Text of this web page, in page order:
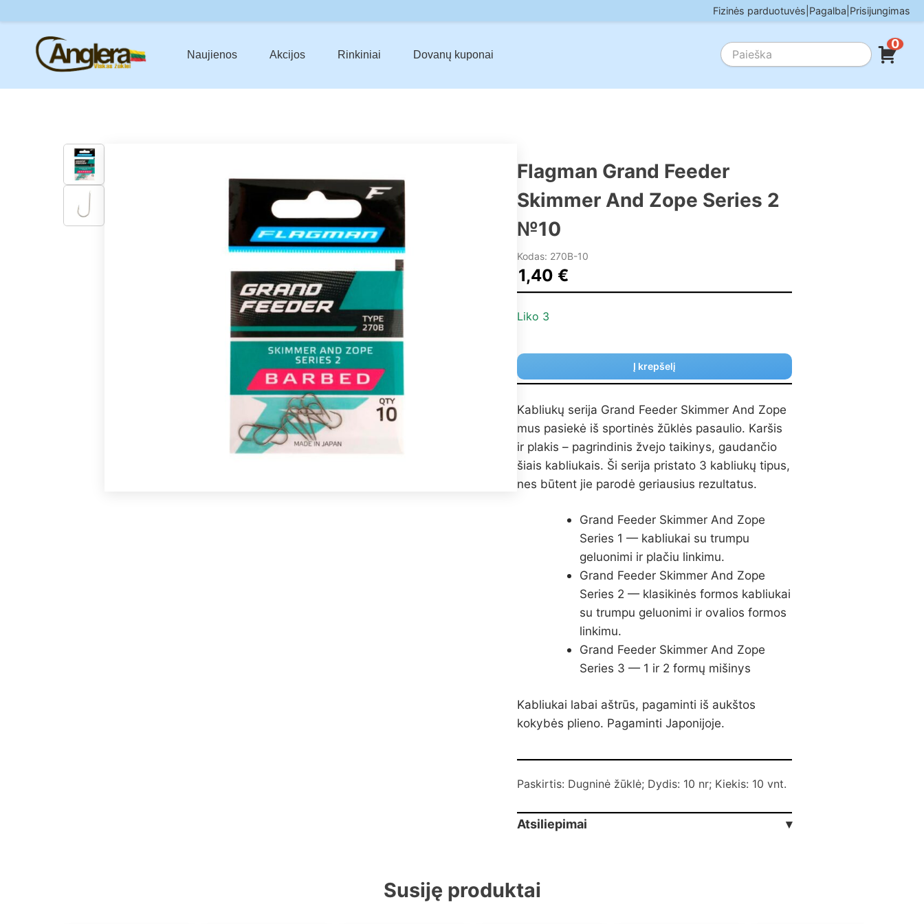
to
content
Fizinės parduotuvės Pagalba Prisijungimas
Naujienos Akcijos Rinkiniai Dovanų kuponai
0
Flagman Grand Feeder
Skimmer And Zope Series 2
№10
Kodas: 270B-10
1,40 €
Liko 3
Į krepšelį
Kabliukų serija Grand Feeder Skimmer And Zope
mus pasiekė iš sportinės žūklės pasaulio. Karšis
ir plakis – pagrindinis žvejo taikinys, gaudančio
šiais kabliukais. Ši serija pristato 3 kabliukų tipus,
nes būtent jie parodė geriausius rezultatus.
Grand Feeder Skimmer And Zope
Series 1 — kabliukai su trumpu
geluonimi ir plačiu linkimu.
Grand Feeder Skimmer And Zope
Series 2 — klasikinės formos kabliukai
su trumpu geluonimi ir ovalios formos
linkimu.
Grand Feeder Skimmer And Zope
Series 3 — 1 ir 2 formų mišinys
Kabliukai labai aštrūs, pagaminti iš aukštos
kokybės plieno. Pagaminti Japonijoje.
Paskirtis: Dugninė žūklė; Dydis: 10 nr; Kiekis: 10 vnt.
Atsiliepimai ▾
Susiję produktai